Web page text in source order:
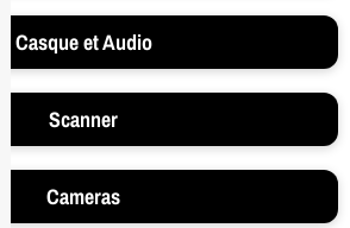
Casque et Audio
Scanner
Cameras